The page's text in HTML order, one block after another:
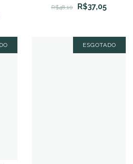
R$48,10
R$37,05
ESGOTADO